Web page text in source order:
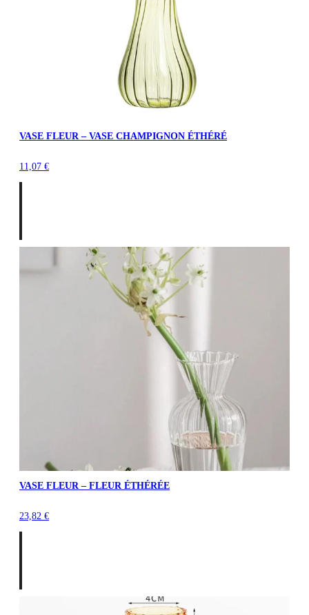
VASE FLEUR – VASE CHAMPIGNON ÉTHÉRÉ
11,07 €
VASE FLEUR – FLEUR ÉTHÉRÉE
23,82 €